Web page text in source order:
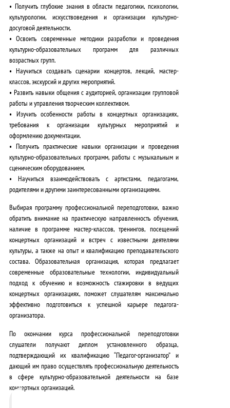
• Получить глубокие знанияв области педагогики, психологии,
культурологии, искусствоведения и организации культурно-
досуговой деятельности.
•Освоить современные методикиразработки и проведения
культурно-образовательных программ для различных
возрастных групп.
•Научиться создаватьсценарии концертов, лекций, мастер-
классов, экскурсий и других мероприятий.
• Развить навыкиобщения с аудиторией, организации групповой
работы и управления творческим коллективом.
• Изучить особенности работы в концертных организациях,
требования к организации культурных мероприятий и
оформлению документации.
• Получить практические навыкиорганизации и проведения
культурно-образовательных программ, работы с музыкальным и
сценическим оборудованием.
•Научиться взаимодействоватьс артистами, педагогами,
родителями и другими заинтересованными организациями.
Выбирая программу профессиональной переподготовки, важно
обратить внимание напрактическую направленность обучения,
наличие в программе мастер-классов, тренингов, посещений
концертных организаций и встреч с известными деятелями
культуры, а также наопыт и квалификацию преподавательского
состава. Образовательная организация, которая предлагает
современные образовательные технологии, индивидуальный
подход к обучениюивозможность стажировки в ведущих
концертных организациях, поможет слушателям максимально
эффективно подготовиться к успешной карьере педагога-
организатора.
По окончании курса профессиональной переподготовки
слушатели получают диплом установленного образца,
подтверждающий их квалификацию “Педагог-организатор” и
дающий им право осуществлять профессиональную деятельность
в сфере культурно-образовательной деятельности на базе
концертных организаций.